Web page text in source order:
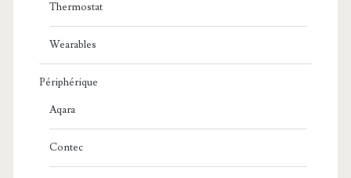
Thermostat
Wearables
Périphérique
Aqara
Contec